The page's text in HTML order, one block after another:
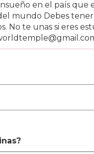
2. Un auto de lujo
en el país que
mundo Debes tener
No te unas si eres